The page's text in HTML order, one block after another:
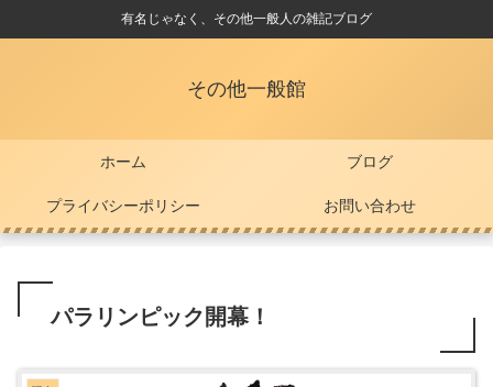
有名じゃなく、その他一般人の雑記ブログ
その他一般館
ホーム ブログ
プライバシーポリシー お問い合わせ
パラリンピック開幕！